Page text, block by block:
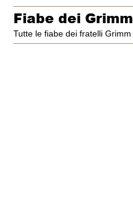
Fiabe dei Grimm
Tutte le fiabe dei fratelli Grimm